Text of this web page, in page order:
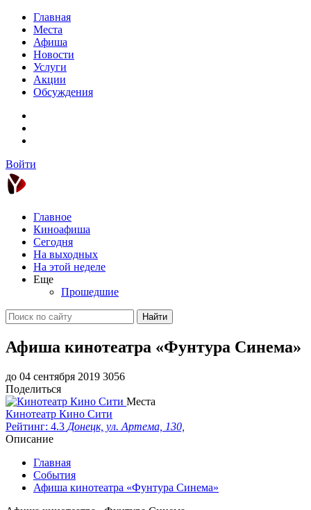
Главная
Места
Афиша
Новости
Услуги
Акции
Обсуждения
Войти
Главное
Киноафиша
Сегодня
На выходных
На этой неделе
Еще
Прошедшие
Найти
Афиша кинотеатра «Фунтура Синема»
до 04 сентября 2019 3056
Поделиться
Места
Кинотеатр Кино Сити
Рейтинг: 4.3 Донецк, ул. Артема, 130,
Описание
Главная
События
Афиша кинотеатра «Фунтура Синема»